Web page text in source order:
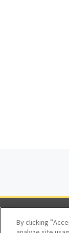
By clicking